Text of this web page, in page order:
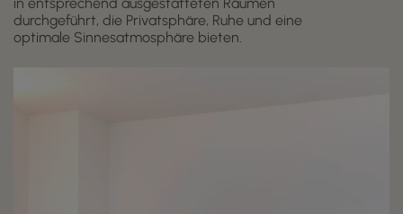
durchgeführt, die Privatsphäre, Ruhe und eine
optimale Sinnesatmosphäre bieten.